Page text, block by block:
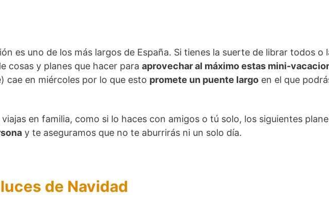
es uno de los más largos de España. Si tienes la suerte de librar todos
cosas y planes que hacer para aprovechar al máximo estas mini-
cae en miércoles por lo que esto promete un puente largo en el que
en familia, como si lo haces con amigos o tú solo, los siguientes
y te aseguramos que no te aburrirás ni un solo día.
de Navidad